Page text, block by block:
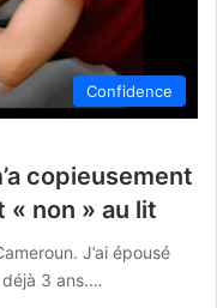
Confidence
copieusement
« non » au lit
J’ai épousé
3 ans.…